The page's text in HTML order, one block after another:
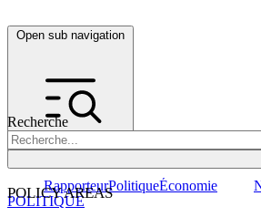
Open sub navigation
Recherche
POLICY AREAS
RapporteurPolitiqueÉconomie
POLITIQUE